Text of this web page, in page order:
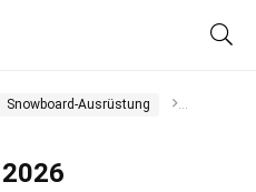
Snowboard-Ausrüstung